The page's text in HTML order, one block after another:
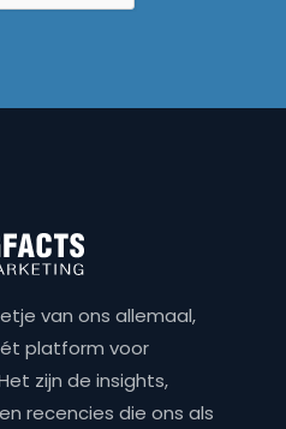
van ons allemaal,
platform voor
zijn de insights,
recencies die ons als